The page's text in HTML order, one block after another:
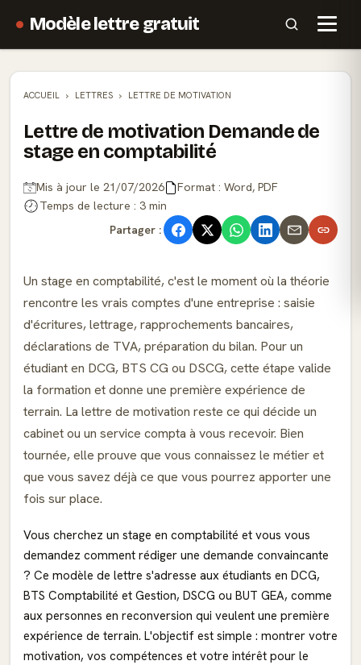
Modèle lettre gratuit
ACCUEIL LETTRES LETTRE DE MOTIVATION
Lettre de motivation Demande de
stage en comptabilité
Mis à jour le 21/07/2026
Format : Word, PDF
Temps de lecture : 3 min
Partager :
Un stage en comptabilité, c'est le moment où la théorie
rencontre les vrais comptes d'une entreprise : saisie
d'écritures, lettrage, rapprochements bancaires,
déclarations de TVA, préparation du bilan. Pour un
étudiant en DCG, BTS CG ou DSCG, cette étape valide
la formation et donne une première expérience de
terrain. La lettre de motivation reste ce qui décide un
cabinet ou un service compta à vous recevoir. Bien
tournée, elle prouve que vous connaissez le métier et
que vous savez déjà ce que vous pourrez apporter une
fois sur place.
Vous cherchez un stage en comptabilité et vous vous
demandez comment rédiger une demande convaincante
? Ce modèle de lettre s'adresse aux étudiants en DCG,
BTS Comptabilité et Gestion, DSCG ou BUT GEA, comme
aux personnes en reconversion qui veulent une première
expérience de terrain. L'objectif est simple : montrer votre
motivation, vos compétences et votre intérêt pour le